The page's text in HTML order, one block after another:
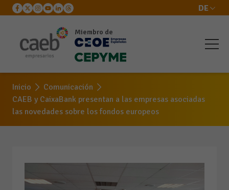
DE
Miembro de
Inicio
Comunicación
CAEB y CaixaBank presentan a las empresas asociadas
las novedades sobre los fondos europeos